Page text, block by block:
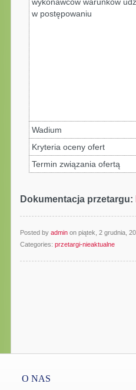
w postępowaniu
Wadium
Kryteria oceny ofert
Termin związania ofertą
Dokumentacja przetargu:
Posted by admin on piątek, 2 grudnia,
Categories: przetargi-nieaktualne
O NAS